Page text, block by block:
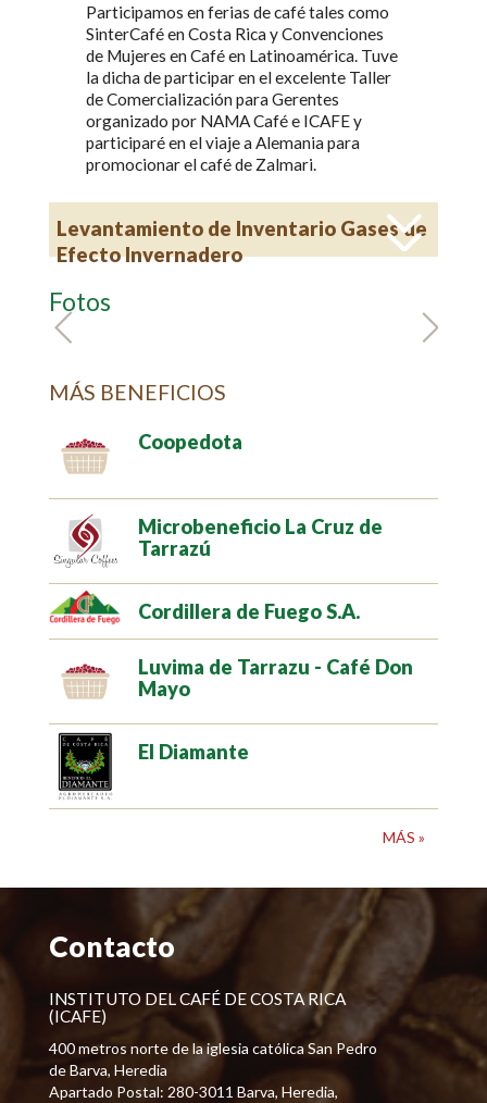
Participamos en ferias de café tales como
SinterCafé en Costa Rica y Convenciones
de Mujeres en Café en Latinoamérica. Tuve
la dicha de participar en el excelente Taller
de Comercialización para Gerentes
organizado por NAMA Café e ICAFE y
participaré en el viaje a Alemania para
promocionar el café de Zalmari.
Levantamiento de Inventario Gases de
Efecto Invernadero
Fotos
MÁS BENEFICIOS
Coopedota
Microbeneficio La Cruz de
Tarrazú
Cordillera de Fuego S.A.
Luvima de Tarrazu - Café Don
Mayo
El Diamante
MÁS »
Contacto
INSTITUTO DEL CAFÉ DE COSTA RICA
(ICAFE)
400 metros norte de la iglesia católica San Pedro
de Barva, Heredia
Apartado Postal: 280-3011 Barva, Heredia,